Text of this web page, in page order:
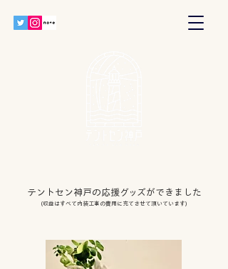
テントセン神戸の応援グッズができました
(収益はすべて内装工事の費用に充てさせて頂いています)